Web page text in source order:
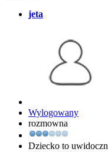
jeta
Wylogowany
rozmowna
Dziecko to